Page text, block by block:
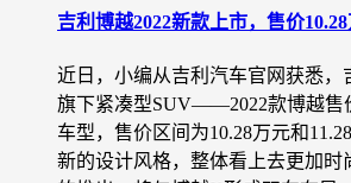
吉利博越2022新款上市，售价
近日，小编从吉利汽车官网获悉，
旗下紧凑型SUV——2022款博越售
车型，售价区间为10.28万元和
新的设计风格，整体看上去更加时